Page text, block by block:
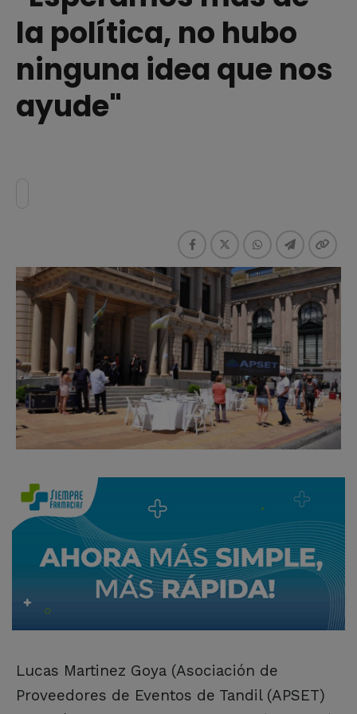
la política, no hubo
ninguna idea que nos
ayude"
Lucas Martinez Goya (Asociación de
Proveedores de Eventos de Tandil (APSET)